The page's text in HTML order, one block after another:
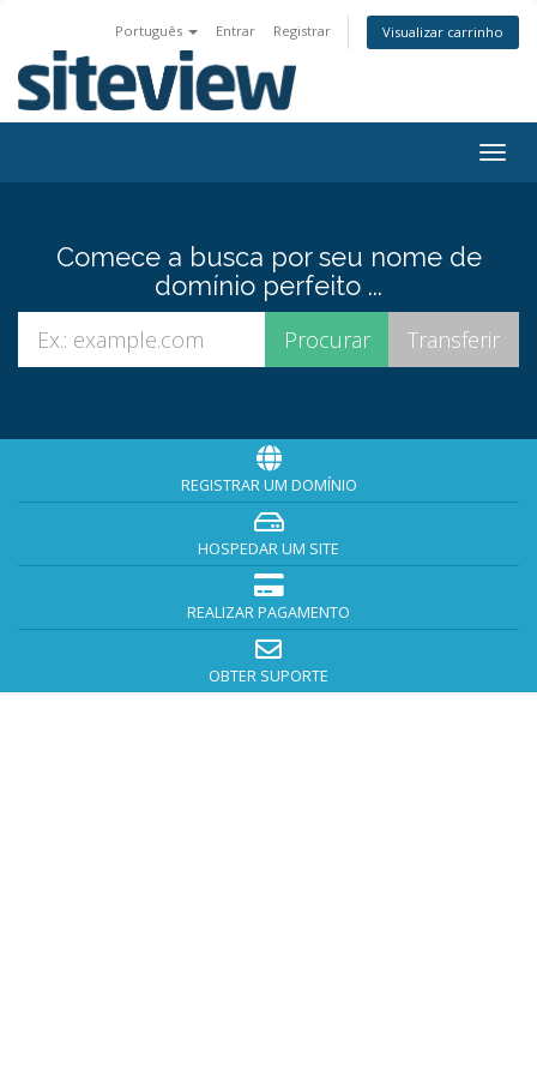
Português Entrar Registrar Visualizar carrinho
Comece a busca por seu nome de
domínio perfeito ...
REGISTRAR UM DOMÍNIO
HOSPEDAR UM SITE
REALIZAR PAGAMENTO
OBTER SUPORTE